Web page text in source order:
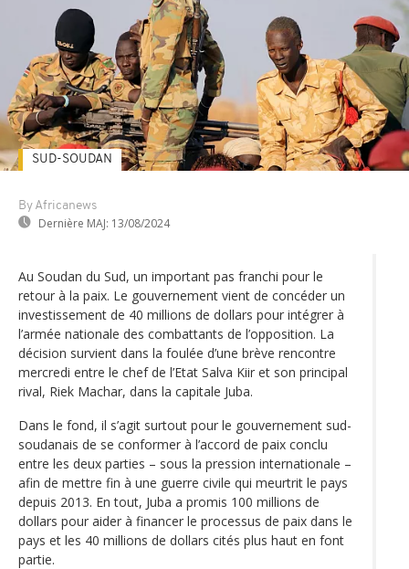
By Africanews
Dernière MAJ: 13/08/2024
SUD-SOUDAN
Au Soudan du Sud, un important pas franchi pour le
retour à la paix. Le gouvernement vient de concéder un
investissement de 40 millions de dollars pour intégrer à
l’armée nationale des combattants de l’opposition. La
décision survient dans la foulée d’une brève rencontre
mercredi entre le chef de l’Etat Salva Kiir et son principal
rival, Riek Machar, dans la capitale Juba.
Dans le fond, il s’agit surtout pour le gouvernement sud-
soudanais de se conformer à l’accord de paix conclu
entre les deux parties – sous la pression internationale –
afin de mettre fin à une guerre civile qui meurtrit le pays
depuis 2013. En tout, Juba a promis 100 millions de
dollars pour aider à financer le processus de paix dans le
pays et les 40 millions de dollars cités plus haut en font
partie.